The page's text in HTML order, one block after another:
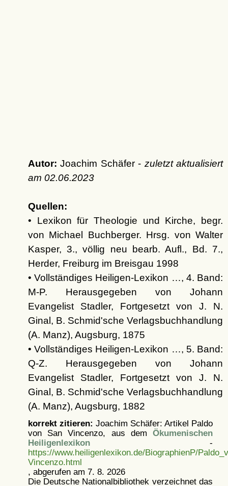
Autor: Joachim Schäfer - zuletzt aktualisiert
am 02.06.2023
Quellen:
• Lexikon für Theologie und Kirche, begr.
von Michael Buchberger. Hrsg. von Walter
Kasper, 3., völlig neu bearb. Aufl., Bd. 7.,
Herder, Freiburg im Breisgau 1998
• Vollständiges Heiligen-Lexikon …, 4. Band:
M-P. Herausgegeben von Johann
Evangelist Stadler, Fortgesetzt von J. N.
Ginal, B. Schmid'sche Verlagsbuchhandlung
(A. Manz), Augsburg, 1875
• Vollständiges Heiligen-Lexikon …, 5. Band:
Q-Z. Herausgegeben von Johann
Evangelist Stadler, Fortgesetzt von J. N.
Ginal, B. Schmid'sche Verlagsbuchhandlung
(A. Manz), Augsburg, 1882
korrekt zitieren: Joachim Schäfer: Artikel
Paldo
von San Vincenzo, aus dem Ökumenischen
Heiligenlexikon-
https://www.heiligenlexikon.de/BiographienP/
Vincenzo.html
, abgerufen am 7. 8. 2026
Die Deutsche Nationalbibliothek verzeichnet das